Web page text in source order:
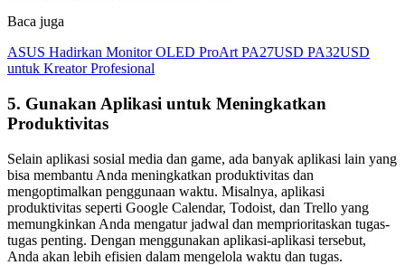
Baca juga
ASUS Hadirkan Monitor OLED ProArt PA27USD PA32USD
untuk Kreator Profesional
5. Gunakan Aplikasi untuk Meningkatkan
Produktivitas
Selain aplikasi sosial media dan game, ada banyak aplikasi lain yang
bisa membantu Anda meningkatkan produktivitas dan
mengoptimalkan penggunaan waktu. Misalnya, aplikasi
produktivitas seperti Google Calendar, Todoist, dan Trello yang
memungkinkan Anda mengatur jadwal dan memprioritaskan tugas-
tugas penting. Dengan menggunakan aplikasi-aplikasi tersebut,
Anda akan lebih efisien dalam mengelola waktu dan tugas.